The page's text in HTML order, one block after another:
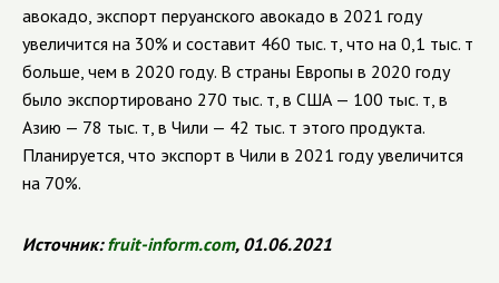
авокадо, экспорт перуанского авокадо в 2021 году
увеличится на 30% и составит 460 тыс. т, что на 0,1 тыс. т
больше, чем в 2020 году. В страны Европы в 2020 году
было экспортировано 270 тыс. т, в США — 100 тыс. т, в
Азию — 78 тыс. т, в Чили — 42 тыс. т этого продукта.
Планируется, что экспорт в Чили в 2021 году увеличится
на 70%.
Источник:fruit-inform.com, 01.06.2021